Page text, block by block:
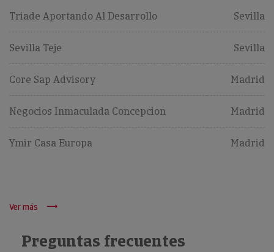
Triade Aportando Al Desarrollo Sevilla
Sevilla Teje Sevilla
Core Sap Advisory Madrid
Negocios Inmaculada Concepcion Madrid
Ymir Casa Europa Madrid
Ver más
Preguntas frecuentes